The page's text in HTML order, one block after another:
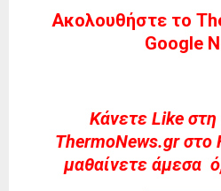
Ακολουθήστε το
Google
Kάνετε Like στη
ThermoNews.gr στο
μαθαίνετε άμεσα